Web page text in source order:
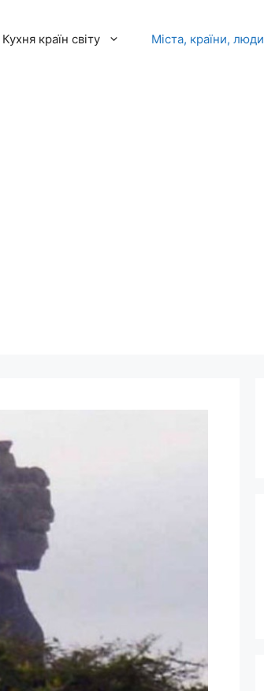
Кухня країн світу Міста, країни, люди